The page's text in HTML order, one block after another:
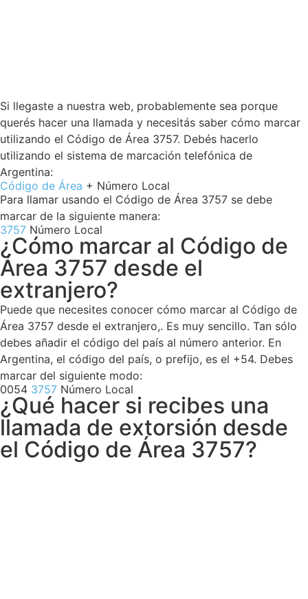
Si llegaste a nuestra web, probablemente sea porque
querés hacer una llamada y necesitás saber cómo marcar
utilizando el Código de Área 3757. Debés hacerlo
utilizando el sistema de marcación telefónica de
Argentina:
Código de Área + Número Local
Para llamar usando el Código de Área 3757 se debe
marcar de la siguiente manera:
3757 Número Local
¿Cómo marcar al Código de
Área 3757 desde el
extranjero?
Puede que necesites conocer cómo marcar al Código de
Área 3757 desde el extranjero,. Es muy sencillo. Tan sólo
debes añadir el código del país al número anterior. En
Argentina, el código del país, o prefijo, es el +54. Debes
marcar del siguiente modo:
0054 3757 Número Local
¿Qué hacer si recibes una
llamada de extorsión desde
el Código de Área 3757?